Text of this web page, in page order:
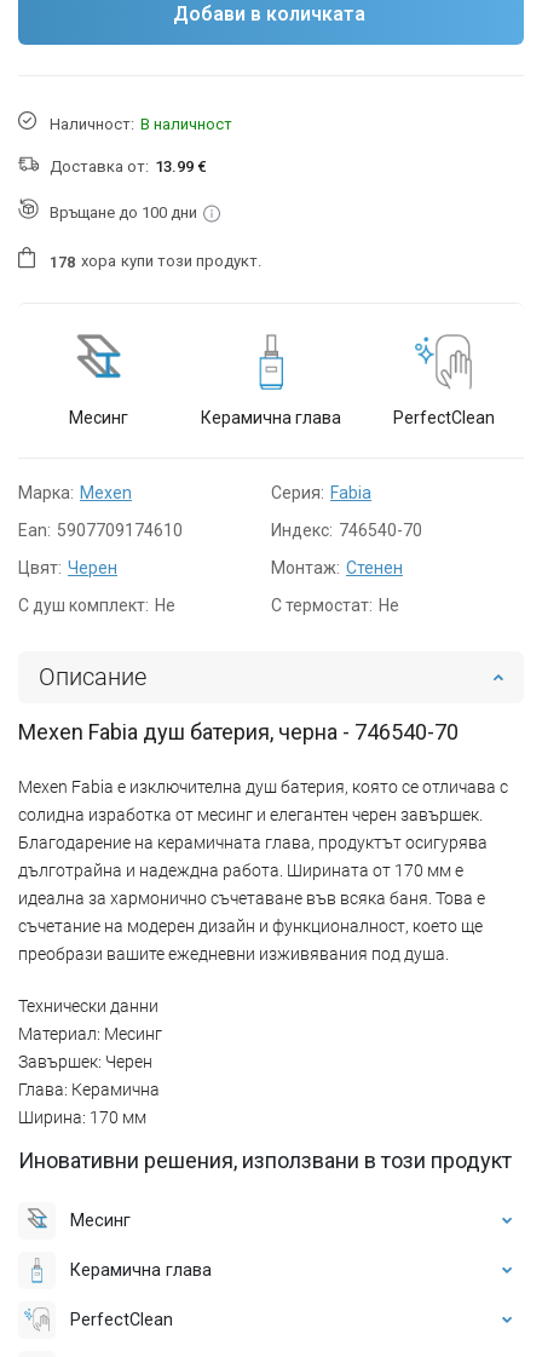
Добави в количката
Наличност: В наличност
Доставка от: 13.99 €
Връщане до 100 дни
1 78 хора купи този продукт.
Месинг Керамична глава PerfectClean
Марка: Mexen Серия: Fabia
Ean: 5907709174610 Индекс: 746540-70
Цвят: Черен Монтаж: Стенен
С душ комплект: Не С термостат: Не
Описание
Mexen Fabia душ батерия, черна - 746540-70
Mexen Fabia е изключителна душ батерия, която се отличава с
солидна изработка от месинг и елегантен черен завършек.
Благодарение на керамичната глава, продуктът осигурява
дълготрайна и надеждна работа. Ширината от 170 мм е
идеална за хармонично съчетаване във всяка баня. Това е
съчетание на модерен дизайн и функционалност, което ще
преобрази вашите ежедневни изживявания под душа.
Технически данни
Материал: Месинг
Завършек: Черен
Глава: Керамична
Ширина: 170 мм
Иновативни решения, използвани в този продукт
Месинг
Керамична глава
PerfectClean